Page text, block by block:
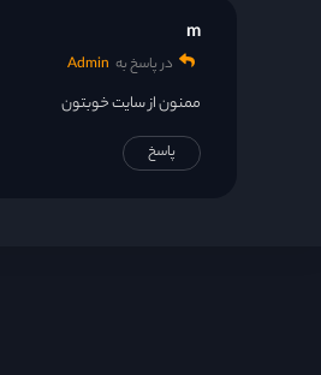
m
در پاسخ به Admin
ممنون از سایت خوبتون
پاسخ